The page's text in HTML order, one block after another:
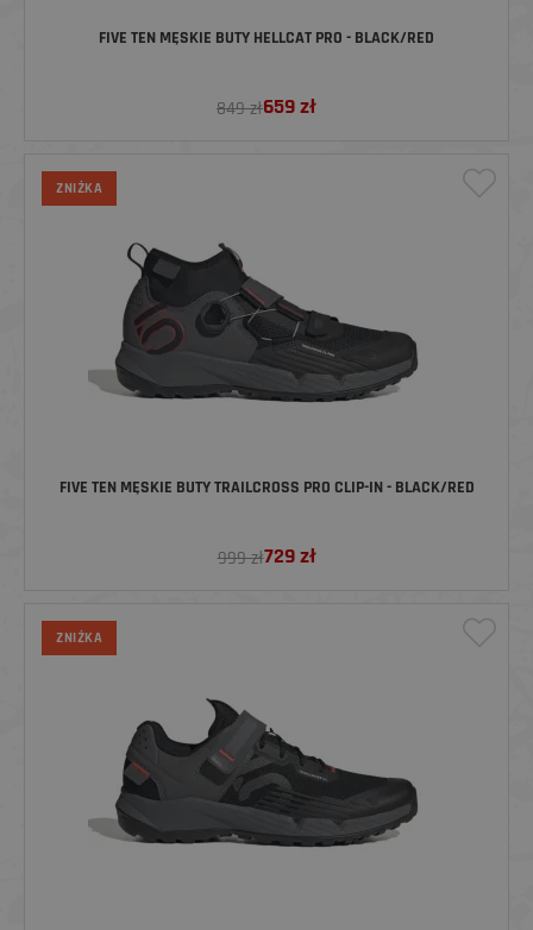
FIVE TEN MĘSKIE BUTY HELLCAT PRO - BLACK/RED
849 zł659zł
ZNIŻKA
FIVE TEN MĘSKIE BUTY TRAILCROSS PRO CLIP-IN - BLACK/RED
999 zł729zł
ZNIŻKA